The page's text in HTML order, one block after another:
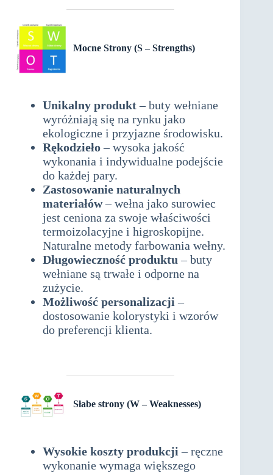
Mocne Strony (S – Strengths)
Unikalny produkt– buty wełniane
wyróżniają się na rynku jako
ekologiczne i przyjazne środowisku.
Rękodzieło– wysoka jakość
wykonania i indywidualne podejście
do każdej pary.
Zastosowanie naturalnych
materiałów– wełna jako surowiec
jest ceniona za swoje właściwości
termoizolacyjne i higroskopijne.
Naturalne metody farbowania wełny.
Długowieczność produktu – buty
wełniane są trwałe i odporne na
zużycie.
Możliwość personalizacji –
dostosowanie kolorystyki i wzorów
do preferencji klienta.
Słabe strony (W – Weaknesses)
Wysokie koszty produkcji – ręczne
wykonanie wymaga większego